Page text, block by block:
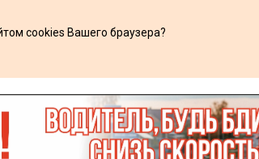
cookies Вашего браузера?